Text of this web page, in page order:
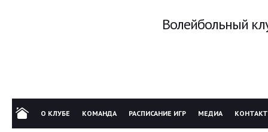
Волейбольный
О КЛУБЕ КОМАНДА РАСПИСАНИЕ ИГР МЕДИА